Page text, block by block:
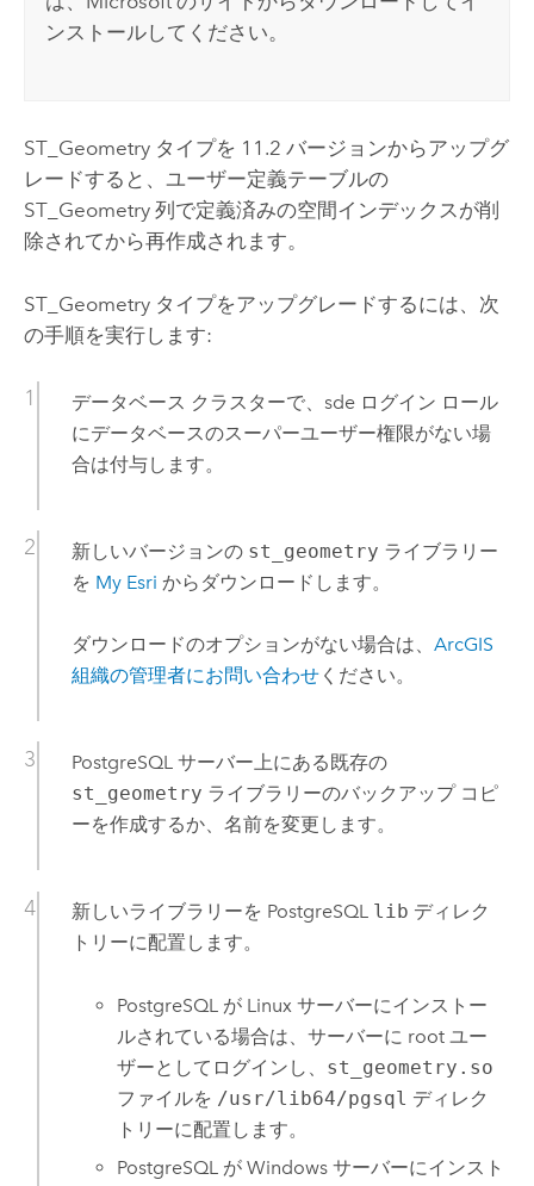
ンストールしてください。
ST_Geometry タイプを 11.2 バージョンからアップグ
レードすると、ユーザー定義テーブルの
ST_Geometry 列で定義済みの空間インデックスが削
除されてから再作成されます。
ST_Geometry タイプをアップグレードするには、次
の手順を実行します:
データベース クラスターで、sde ログイン ロール
にデータベースのスーパーユーザー権限がない場
合は付与します。
新しいバージョンの st_geometry ライブラリー
を My Esri からダウンロードします。
ダウンロードのオプションがない場合は、 ArcGIS
組織の管理者にお問い合わせください。
PostgreSQLサーバー上にある既存の
st_geometry ライブラリーのバックアップ コピ
ーを作成するか、名前を変更します。
新しいライブラリーを PostgreSQL lib ディレク
トリーに配置します。
PostgreSQL が Linux サーバーにインストー
ルされている場合は、サーバーに root ユー
ザーとしてログインし、 st_geometry.so
ファイルを /usr/lib64/pgsql ディレク
トリーに配置します。
PostgreSQL がWindows サーバーにインスト